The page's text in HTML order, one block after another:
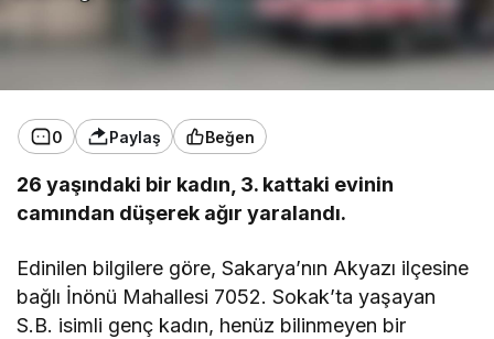
0 Paylaş Beğen
26 yaşındaki bir kadın, 3. kattaki evinin
camından düşerek ağır yaralandı.
Edinilen bilgilere göre, Sakarya’nın Akyazı ilçesine
bağlı İnönü Mahallesi 7052. Sokak’ta yaşayan
S.B. isimli genç kadın, henüz bilinmeyen bir